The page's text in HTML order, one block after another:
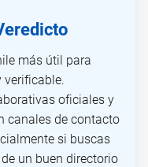
más útil para
verificable.
oficiales y
canales de contacto
si buscas
un buen directorio